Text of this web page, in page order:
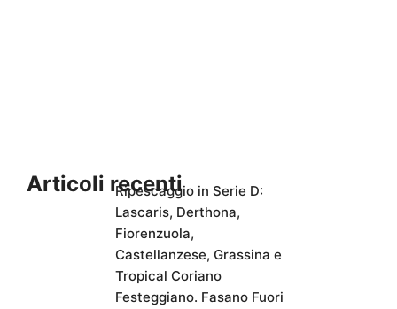
Articoli recentiRipescaggio in Serie D:
Lascaris, Derthona,
Fiorenzuola,
Castellanzese, Grassina e
Tropical Coriano
Festeggiano. Fasano Fuori